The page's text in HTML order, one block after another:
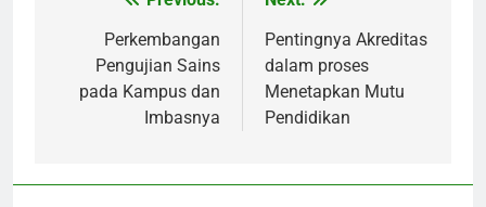
navigation
Perkembangan
Pengujian Sains
pada Kampus dan
Imbasnya
Pentingnya Akreditas
dalam proses
Menetapkan Mutu
Pendidikan